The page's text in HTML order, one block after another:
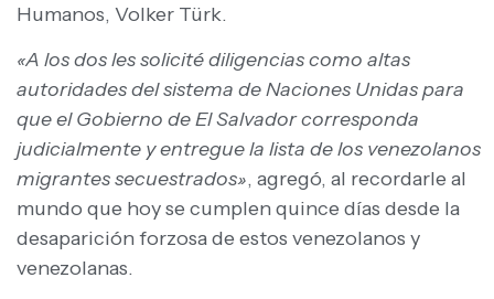
Humanos, Volker Türk.
«A los dos les solicité diligencias como altas
autoridades del sistema de Naciones Unidas para
que el Gobierno de El Salvador corresponda
judicialmente y entregue la lista de los venezolanos
migrantes secuestrados», agregó, al recordarle al
mundo que hoy se cumplen quince días desde la
desaparición forzosa de estos venezolanos y
venezolanas.